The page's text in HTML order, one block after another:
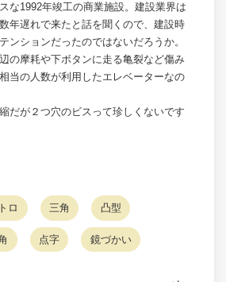
な1992年竣工の商業施設。建設業界は
年遅れで来たと話を聞くので、建設時
ンションだったのではないだろうか。
の摩耗や下ボタンに走る亀裂など傷み
当の人数が利用したエレベーターなの
だが２つ穴のビスって珍しくないです
ロ 三角 凸型
点字 鏡づかい